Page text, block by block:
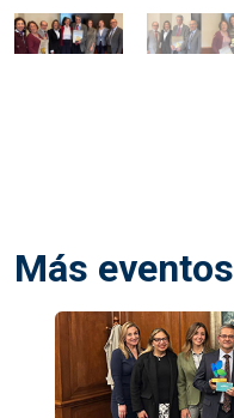
Más eventos